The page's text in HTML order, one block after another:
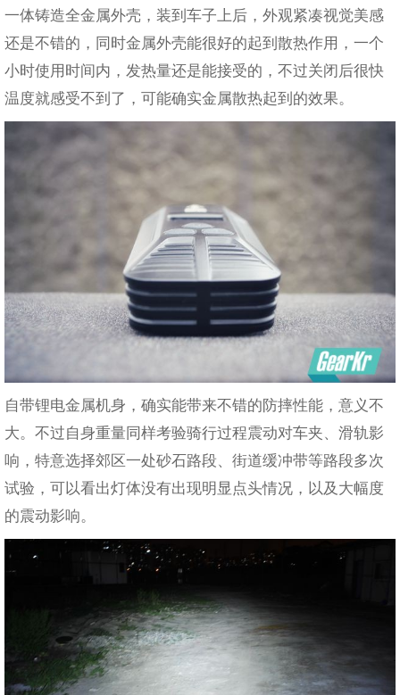
一体铸造全金属外壳，装到车子上后，外观紧凑视觉美感
还是不错的，同时金属外壳能很好的起到散热作用，一个
小时使用时间内，发热量还是能接受的，不过关闭后很快
温度就感受不到了，可能确实金属散热起到的效果。
自带锂电金属机身，确实能带来不错的防摔性能，意义不
大。不过自身重量同样考验骑行过程震动对车夹、滑轨影
响，特意选择郊区一处砂石路段、街道缓冲带等路段多次
试验，可以看出灯体没有出现明显点头情况，以及大幅度
的震动影响。